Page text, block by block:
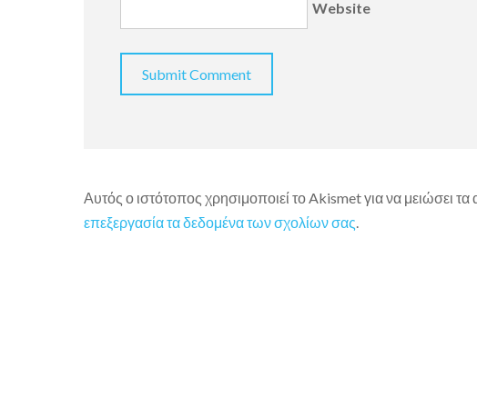
Website
Αυτός ο ιστότοπος χρησιμοποιεί το Akismet για να μειώσει τα
επεξεργασία τα δεδομένα των σχολίων σας.